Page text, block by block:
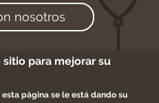
nosotros
para mejorar su
página se le está dando su